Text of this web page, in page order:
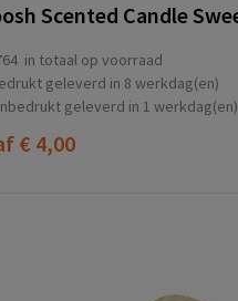
in totaal op voorraad
geleverd in 8 werkdag(en)
geleverd in 1 werkdag(en)
€ 4,00